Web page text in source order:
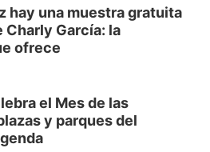
hay una muestra gratuita
García: la
ofrece
el Mes de las
y parques del